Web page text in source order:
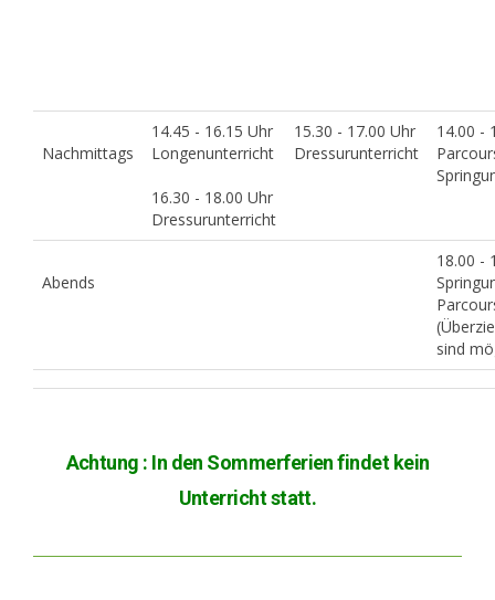
Nachmittags
14.45 - 16.15 Uhr
Longenunterricht
16.30 - 18.00 Uhr
Dressurunterricht
15.30 - 17.00 Uhr
Dressurunterricht
14.00 -
Abends
18.00 -
sind
Achtung : In den Sommerferien findet kein
Unterricht statt.